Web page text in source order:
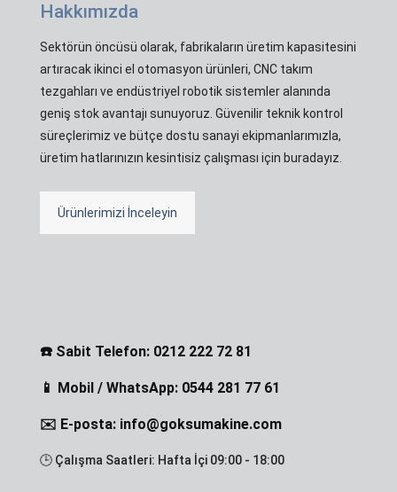
Hakkımızda
Sektörün öncüsü olarak, fabrikaların üretim kapasitesini
artıracak ikinci el otomasyon ürünleri, CNC takım
tezgahları ve endüstriyel robotik sistemler alanında
geniş stok avantajı sunuyoruz. Güvenilir teknik kontrol
süreçlerimiz ve bütçe dostu sanayi ekipmanlarımızla,
üretim hatlarınızın kesintisiz çalışması için buradayız.
Ürünlerimizi İnceleyin
☎️ Sabit Telefon: 0212 222 72 81
📱 Mobil / WhatsApp: 0544 281 77 61
✉️ E-posta: info@goksumakine.com
🕒 Çalışma Saatleri: Hafta İçi 09:00 - 18:00